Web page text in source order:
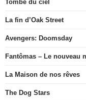
Tombé du ciel
La fin d’Oak Street
Avengers: Doomsday
Fantômas – Le nouveau
La Maison de nos rêves
The Dog Stars